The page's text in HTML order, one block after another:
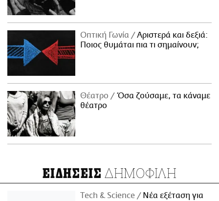
Οπτική Γωνία
Αριστερά και δεξιά:
Ποιος θυμάται πια τι σημαίνουν;
Θέατρο
Όσα ζούσαμε, τα κάναμε
θέατρο
ΕΙΔΗΣΕΙΣ ΔΗΜΟΦΙΛΗ
Τech & Science Νέα εξέταση για